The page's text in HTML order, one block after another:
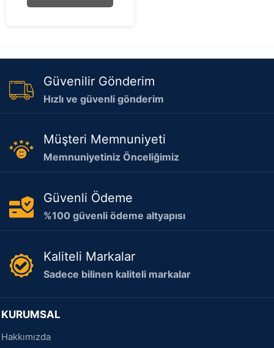
Güvenilir Gönderim
Hızlı ve güvenli gönderim
Müşteri Memnuniyeti
Memnuniyetiniz Önceliğimiz
Güvenli Ödeme
%100 güvenli ödeme altyapısı
Kaliteli Markalar
Sadece bilinen kaliteli markalar
KURUMSAL
Hakkımızda